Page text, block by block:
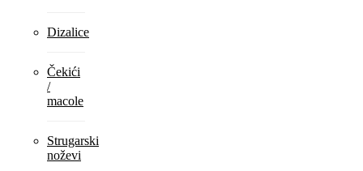
Dizalice
Čekići
/
macole
Strugarski
noževi